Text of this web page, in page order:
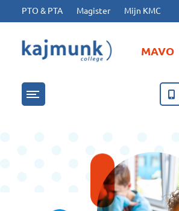
Ga naar
Ga naar
PTO & PTA Magister Mijn KMC
MAVO
Menu openen/sluiten